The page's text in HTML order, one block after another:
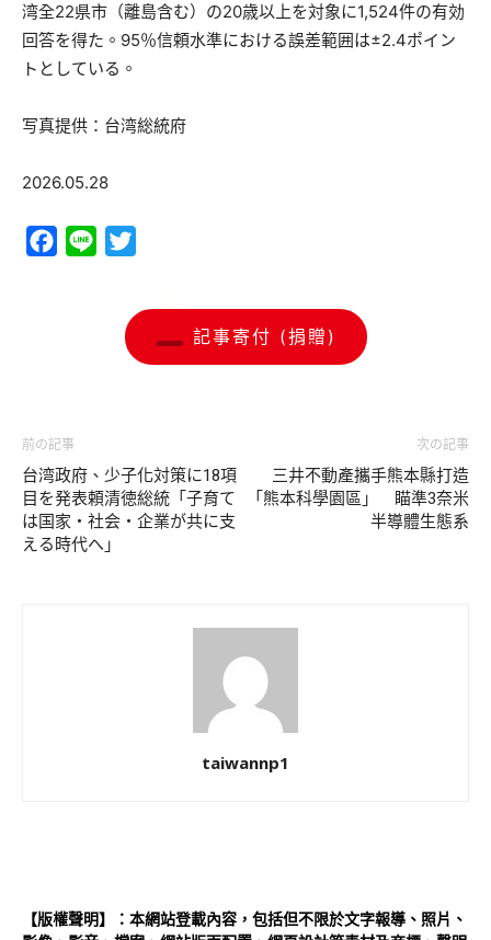
湾全22県市（離島含む）の20歳以上を対象に1,524件の有効
回答を得た。95％信頼水準における誤差範囲は±2.4ポイン
トとしている。
写真提供：台湾総統府
2026.05.28
Facebook
Line
記事寄付 (捐贈)
前の記事
台湾政府、少子化対策に18項
目を発表頼清徳総統「子育て
は国家・社会・企業が共に支
える時代へ」
次の記事
三井不動產攜手熊本縣打造
「熊本科學園區」 瞄準3奈米
半導體生態系
taiwannp1
【版權聲明】：本網站登載內容，包括但不限於文字報導、照片、